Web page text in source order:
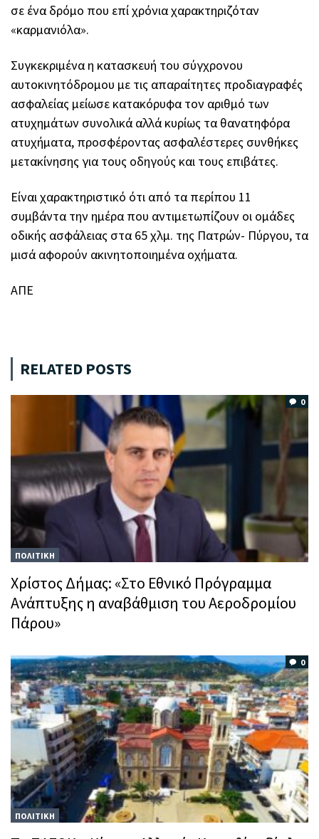
σε ένα δρόμο που επί χρόνια χαρακτηριζόταν
«καρμανιόλα».
Συγκεκριμένα η κατασκευή του σύγχρονου
αυτοκινητόδρομου με τις απαραίτητες προδιαγραφές
ασφαλείας μείωσε κατακόρυφα τον αριθμό των
ατυχημάτων συνολικά αλλά κυρίως τα θανατηφόρα
ατυχήματα, προσφέροντας ασφαλέστερες συνθήκες
μετακίνησης για τους οδηγούς και τους επιβάτες.
Είναι χαρακτηριστικό ότι από τα περίπου 11
συμβάντα την ημέρα που αντιμετωπίζουν οι ομάδες
οδικής ασφάλειας στα 65 χλμ. της Πατρών- Πύργου, τα
μισά αφορούν ακινητοποιημένα οχήματα.
ΑΠΕ
RELATED POSTS
0
ΠΟΛΙΤΙΚΗ
Χρίστος Δήμας: «Στο Εθνικό Πρόγραμμα
Ανάπτυξης η αναβάθμιση του Αεροδρομίου
Πάρου»
0
ΠΟΛΙΤΙΚΗ